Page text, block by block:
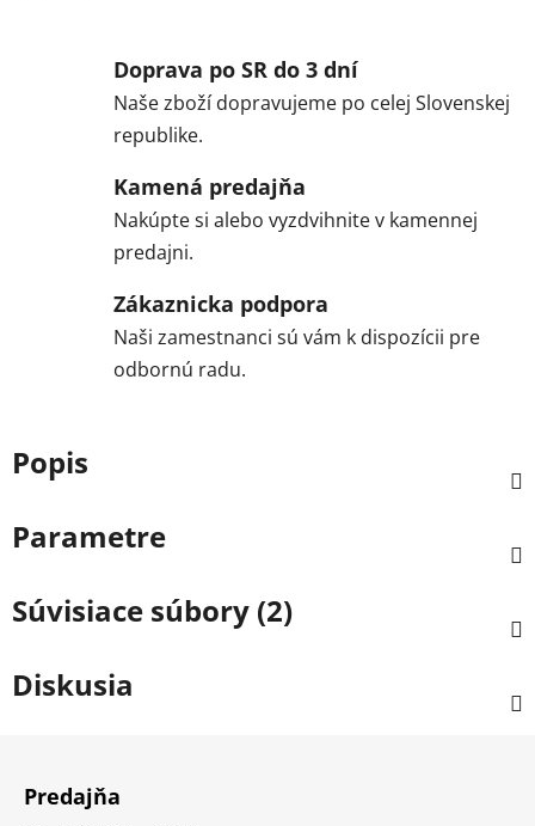
Doprava po SR do 3 dní
Naše zboží dopravujeme po celej Slovenskej
republike.
Kamená predajňa
Nakúpte si alebo vyzdvihnite v kamennej
predajni.
Zákaznicka podpora
Naši zamestnanci sú vám k dispozícii pre
odbornú radu.
Popis
Parametre
Súvisiace súbory (2)
Diskusia
Predajňa